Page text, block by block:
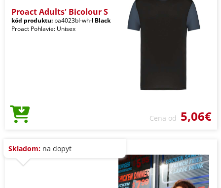
Proact Adults' Bicolour S
kód produktu: pa4023bl-wh-l Black
Proact Pohlavie: Unisex
Cena od 5,06€
Skladom: na dopyt